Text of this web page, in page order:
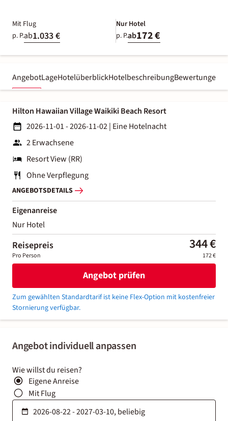
Mit Flug
p. P.ab1.033 €
Nur Hotel
p. P.ab172 €
AngebotLageHotelüberblickHotelbeschreibungBewertungen
Angebot individuell anpassen
Wie willst du reisen?
Eigene Anreise
Mit Flug
Hilton Hawaiian Village Waikiki Beach Resort
2026-11-01 - 2026-11-02| Eine Hotelnacht
2 Erwachsene
Resort View (RR)
Ohne Verpflegung
ANGEBOTSDETAILS
Eigenanreise
Nur Hotel
Reisepreis 344 €
Pro Person 172 €
Angebot prüfen
Zum gewählten Standardtarif ist keine Flex-Option mit kostenfreier
Stornierung verfügbar.